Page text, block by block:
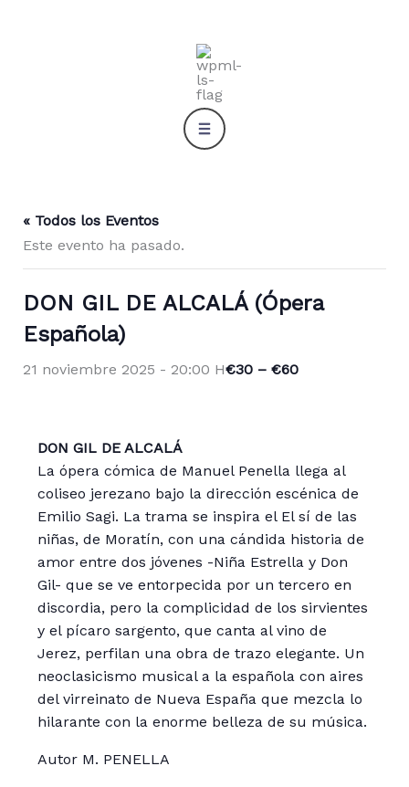
« Todos los Eventos
Este evento ha pasado.
DON GIL DE ALCALÁ (Ópera
Española)
21 noviembre 2025 - 20:00 H€30 – €60
DON GIL DE ALCALÁ
La ópera cómica de Manuel Penella llega al
coliseo jerezano bajo la dirección escénica de
Emilio Sagi. La trama se inspira el El sí de las
niñas, de Moratín, con una cándida historia de
amor entre dos jóvenes -Niña Estrella y Don
Gil- que se ve entorpecida por un tercero en
discordia, pero la complicidad de los sirvientes
y el pícaro sargento, que canta al vino de
Jerez, perfilan una obra de trazo elegante. Un
neoclasicismo musical a la española con aires
del virreinato de Nueva España que mezcla lo
hilarante con la enorme belleza de su música.
Autor M. PENELLA